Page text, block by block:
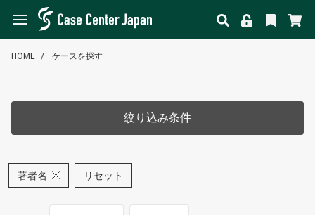
HOME ケースを探す
著者名 リセット
絞り込み条件